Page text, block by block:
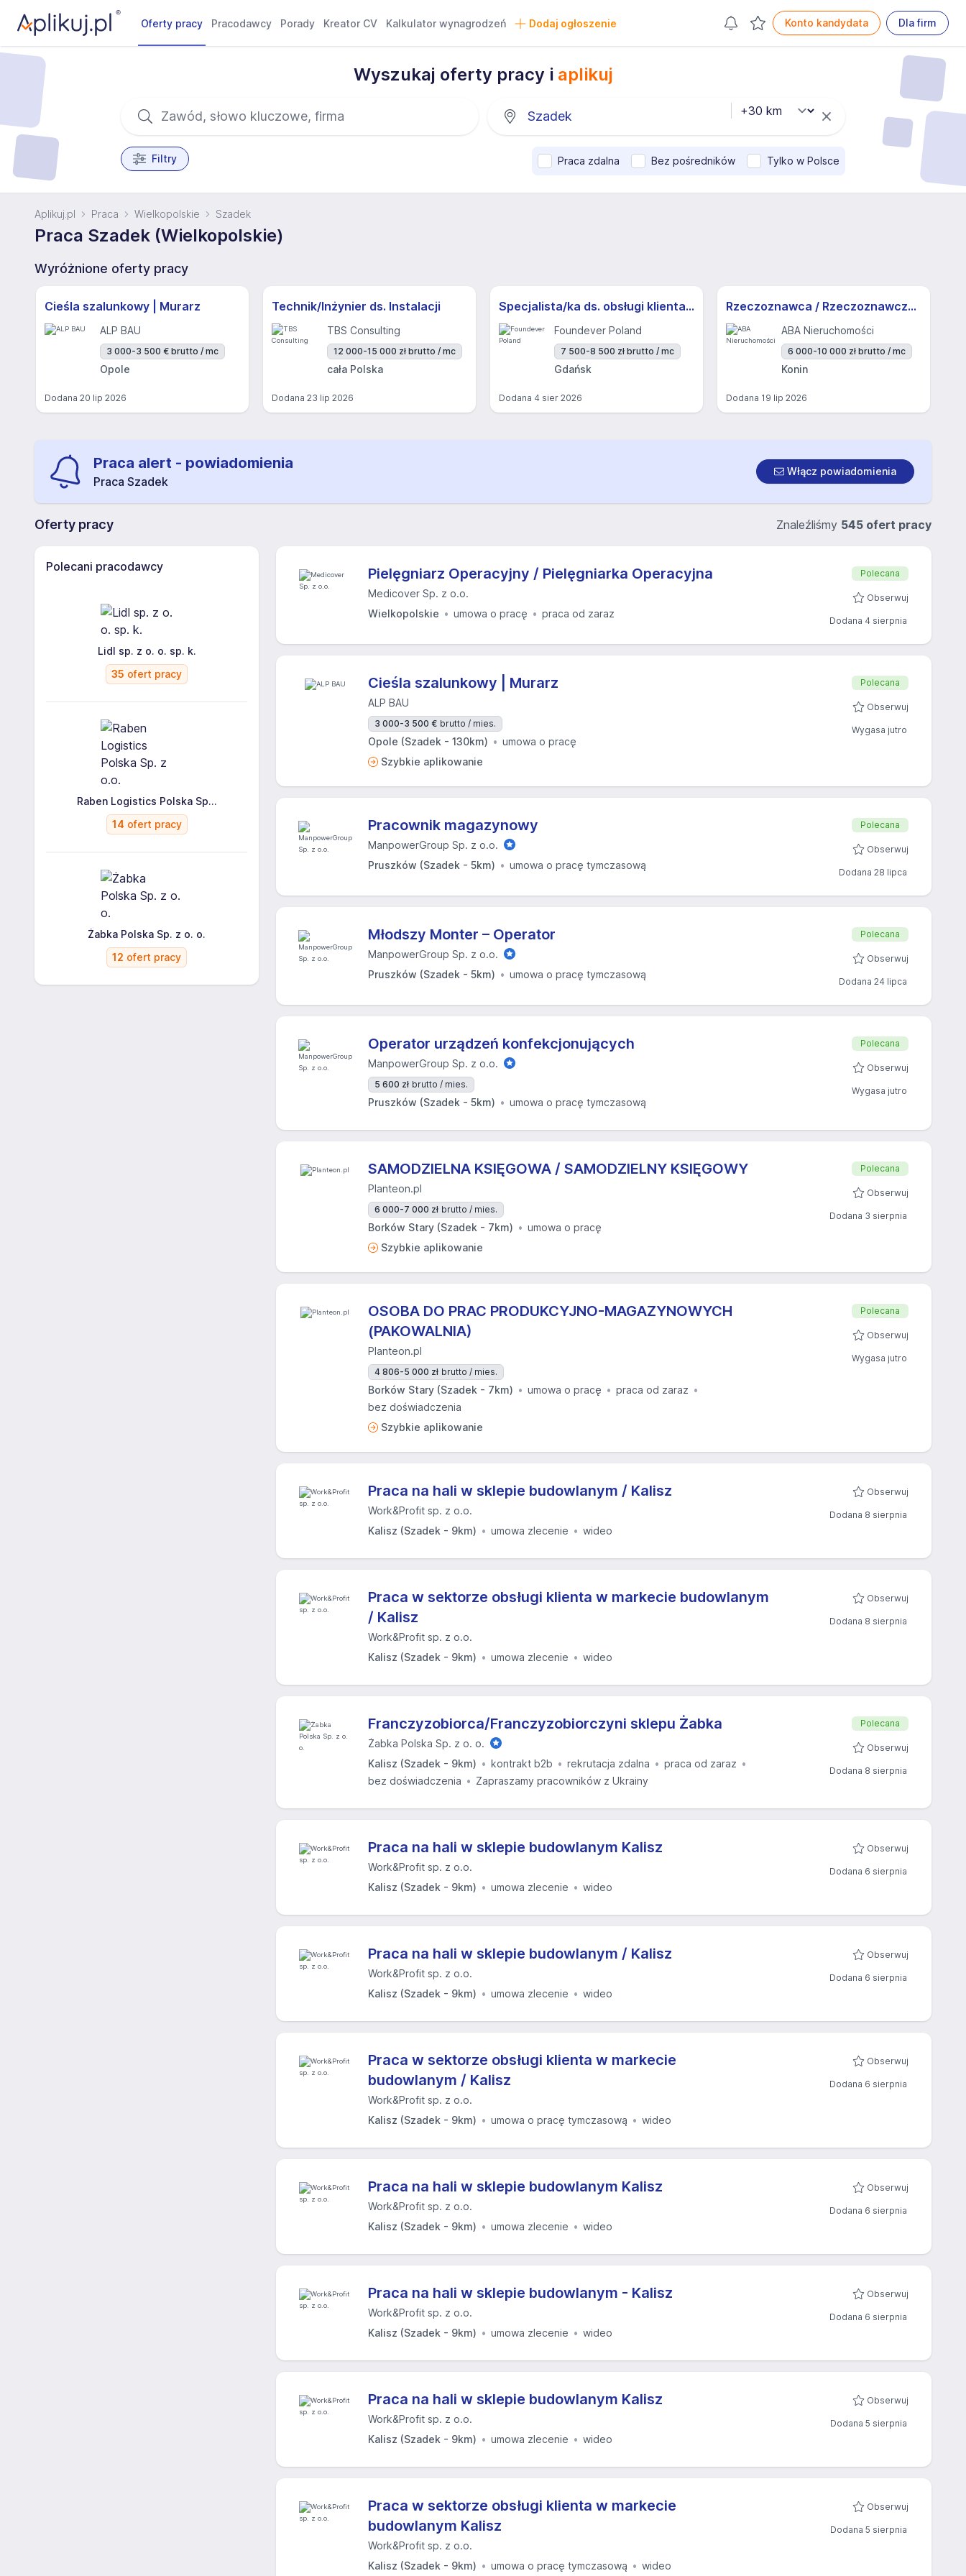
Oferty pracy Pracodawcy Porady Kreator CV Kalkulator wynagrodzeń Dodaj ogłoszenie Konto kandydata Dla firm
Wyszukaj oferty pracy i aplikuj
Filtry Praca zdalna Bez pośredników Tylko w Polsce
Aplikuj.pl Praca Wielkopolskie Szadek
Praca Szadek (Wielkopolskie)
Wyróżnione oferty pracy
Cieśla szalunkowy | Murarz
ALP BAU
3 000-3 500 € brutto / mc
Opole
Dodana 20 lip 2026
Technik/Inżynier ds. Instalacji
TBS Consulting
12 000-15 000 zł brutto / mc
cała Polska
Dodana 23 lip 2026
Specjalista/ka ds. obsługi klienta z j.niemieckim
Foundever Poland
7 500-8 500 zł brutto / mc
Gdańsk
Dodana 4 sier 2026
Rzeczoznawca / Rzeczoznawczyni nieruchomości
ABA Nieruchomości
6 000-10 000 zł brutto / mc
Konin
Dodana 19 lip 2026
Praca alert - powiadomienia
Praca Szadek
Włącz powiadomienia
Oferty pracy Znaleźliśmy 545 ofert pracy
Polecani pracodawcy
Lidl sp. z o. o. sp. k.
35 ofert pracy
Raben Logistics Polska Sp...
14 ofert pracy
Żabka Polska Sp. z o. o.
12 ofert pracy
Pielęgniarz Operacyjny / Pielęgniarka Operacyjna
Medicover Sp. z o.o.
Wielkopolskie
umowa o pracę praca od zaraz
Polecana
Obserwuj
Dodana 4 sierpnia
Cieśla szalunkowy | Murarz
ALP BAU
3 000-3 500 € brutto / mies.
Opole (Szadek - 130km)
umowa o pracę
Szybkie aplikowanie
Polecana
Obserwuj
Wygasa jutro
Pracownik magazynowy
ManpowerGroup Sp. z o.o.
Pruszków (Szadek - 5km)
umowa o pracę tymczasową
Polecana
Obserwuj
Dodana 28 lipca
Młodszy Monter – Operator
ManpowerGroup Sp. z o.o.
Pruszków (Szadek - 5km)
umowa o pracę tymczasową
Polecana
Obserwuj
Dodana 24 lipca
Operator urządzeń konfekcjonujących
ManpowerGroup Sp. z o.o.
5 600 zł brutto / mies.
Pruszków (Szadek - 5km) umowa o pracę tymczasową
Polecana
Obserwuj
Wygasa jutro
SAMODZIELNA KSIĘGOWA / SAMODZIELNY KSIĘGOWY
Planteon.pl
6 000-7 000 zł brutto / mies.
Borków Stary (Szadek - 7km)
umowa o pracę
Szybkie aplikowanie
Polecana
Obserwuj
Dodana 3 sierpnia
OSOBA DO PRAC PRODUKCYJNO-MAGAZYNOWYCH
(PAKOWALNIA)
Planteon.pl
4 806-5 000 zł brutto / mies.
Borków Stary (Szadek - 7km) umowa o pracę
praca od zaraz
bez doświadczenia
Szybkie aplikowanie
Polecana
Obserwuj
Wygasa jutro
Praca na hali w sklepie budowlanym / Kalisz
Work&Profit sp. z o.o.
Kalisz (Szadek - 9km)
umowa zlecenie wideo
Obserwuj
Dodana 8 sierpnia
Praca w sektorze obsługi klienta w markecie budowlanym
/ Kalisz
Work&Profit sp. z o.o.
Kalisz (Szadek - 9km)
umowa zlecenie wideo
Obserwuj
Dodana 8 sierpnia
Franczyzobiorca/Franczyzobiorczyni sklepu Żabka
Żabka Polska Sp. z o. o.
Kalisz (Szadek - 9km)
kontrakt b2b rekrutacja zdalna
praca od zaraz
bez doświadczenia
Zapraszamy pracowników z Ukrainy
Polecana
Obserwuj
Dodana 8 sierpnia
Praca na hali w sklepie budowlanym Kalisz
Work&Profit sp. z o.o.
Kalisz (Szadek - 9km)
umowa zlecenie wideo
Obserwuj
Dodana 6 sierpnia
Praca na hali w sklepie budowlanym / Kalisz
Work&Profit sp. z o.o.
Kalisz (Szadek - 9km)
umowa zlecenie wideo
Obserwuj
Dodana 6 sierpnia
Praca w sektorze obsługi klienta w markecie
budowlanym / Kalisz
Work&Profit sp. z o.o.
Kalisz (Szadek - 9km)
umowa o pracę tymczasową wideo
Obserwuj
Dodana 6 sierpnia
Praca na hali w sklepie budowlanym Kalisz
Work&Profit sp. z o.o.
Kalisz (Szadek - 9km)
umowa zlecenie wideo
Obserwuj
Dodana 6 sierpnia
Praca na hali w sklepie budowlanym - Kalisz
Work&Profit sp. z o.o.
Kalisz (Szadek - 9km)
umowa zlecenie wideo
Obserwuj
Dodana 6 sierpnia
Praca na hali w sklepie budowlanym Kalisz
Work&Profit sp. z o.o.
Kalisz (Szadek - 9km)
umowa zlecenie wideo
Obserwuj
Dodana 5 sierpnia
Praca w sektorze obsługi klienta w markecie
budowlanym Kalisz
Work&Profit sp. z o.o.
Kalisz (Szadek - 9km)
umowa o pracę tymczasową wideo
Obserwuj
Dodana 5 sierpnia